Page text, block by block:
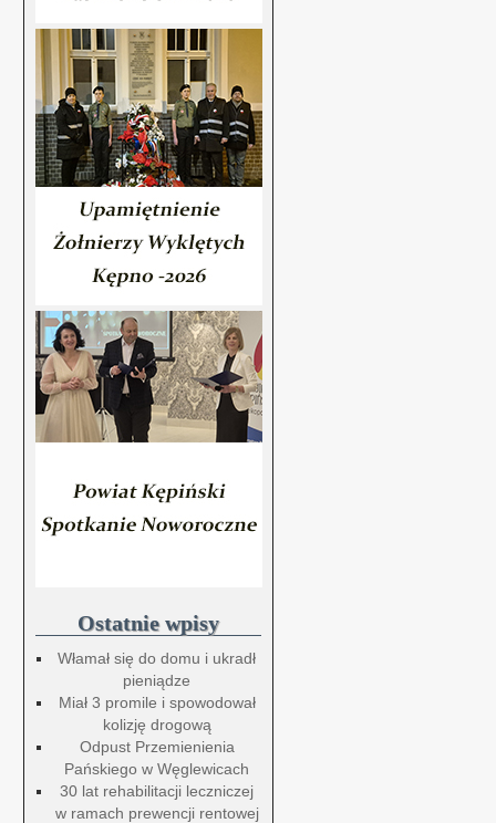
Ostatnie wpisy
Włamał się do domu i ukradł
pieniądze
Miał 3 promile i spowodował
kolizję drogową
Odpust Przemienienia
Pańskiego w Węglewicach
30 lat rehabilitacji leczniczej
w ramach prewencji rentowej